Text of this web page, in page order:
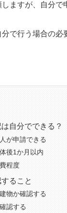
ますが、自分で
で行う場合の
自分でできる？
が申請できる
後1か月以内
程度
ること
物か確認する
認する